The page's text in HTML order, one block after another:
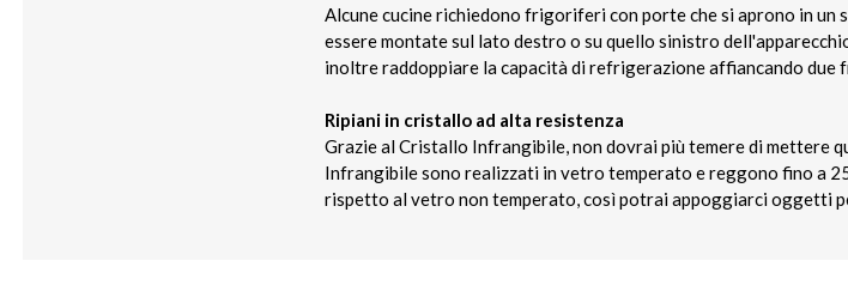
Alcune cucine richiedono frigoriferi con porte che si aprono in un
essere montate sul lato destro o su quello sinistro
inoltre raddoppiare la capacità di refrigerazione affiancando
Ripiani in cristallo ad alta resistenza
Grazie al Cristallo Infrangibile, non dovrai più temere di mettere
Infrangibile sono realizzati in vetro temperato e reggono fino a
rispetto al vetro non temperato, così potrai appoggiarci oggetti